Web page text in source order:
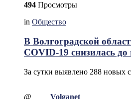
494 Просмотры
in Общество
В Волгоградской
COVID-19 снизилась
За сутки выявлено 288 новых
@ Volganet